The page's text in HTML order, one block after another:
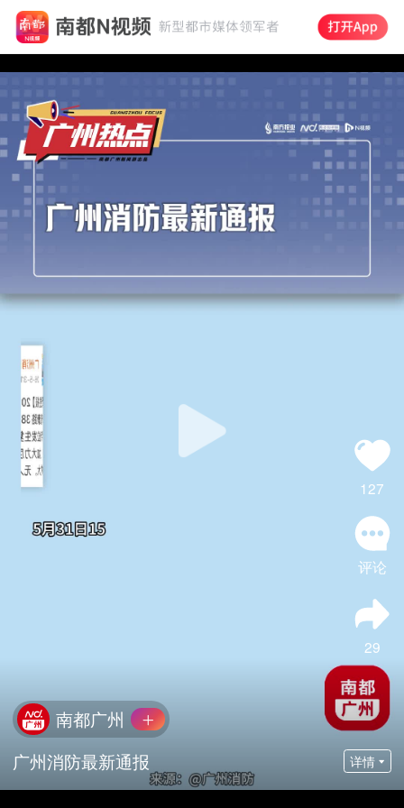
127
评论
29
南都广州
广州消防最新通报
详情